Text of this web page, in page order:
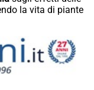
la vita di piante